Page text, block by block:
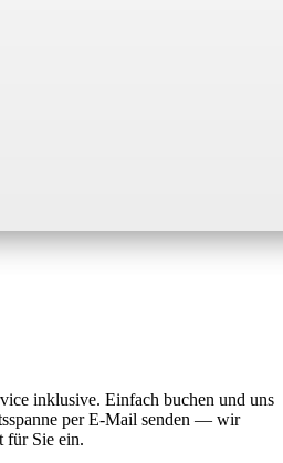
inklusive. Einfach buchen und uns
per E-Mail senden — wir
für Sie ein.